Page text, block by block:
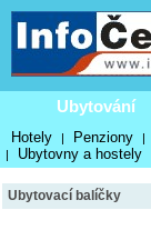
Ubytování
Hotely | Penziony |
| Ubytovny a hostely
Ubytovací balíčky